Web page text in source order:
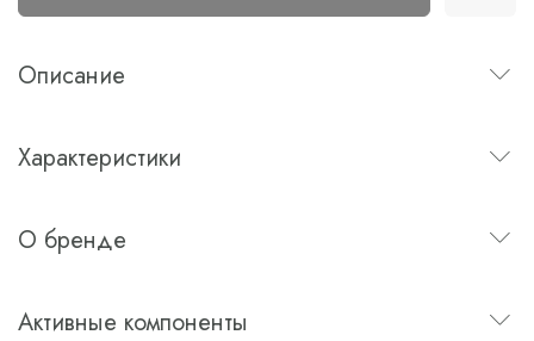
Описание
Характеристики
О бренде
Активные компоненты